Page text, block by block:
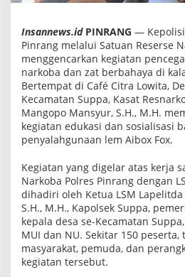
r
n
g
I
n
g
a
t
k
a
n
B
a
a
y
a
N
a
r
k
o
b
Insannews.id PINRANG —
Pinrang melalui Satuan Reserse
menggencarkan kegiatan
narkoba dan zat berbahaya di
Bertempat di Café Citra Lowita,
Kecamatan Suppa, Kasat
Mangopo Mansyur, S.H., M.H.
kegiatan edukasi dan sosialisasi
penyalahgunaan lem Aibox Fox.
Kegiatan yang digelar atas kerja
Narkoba Polres Pinrang dengan
dihadiri oleh Ketua LSM
S.H., M.H., Kapolsek Suppa,
kepala desa se-Kecamatan
MUI dan NU. Sekitar 150
masyarakat, pemuda, dan
kegiatan tersebut.